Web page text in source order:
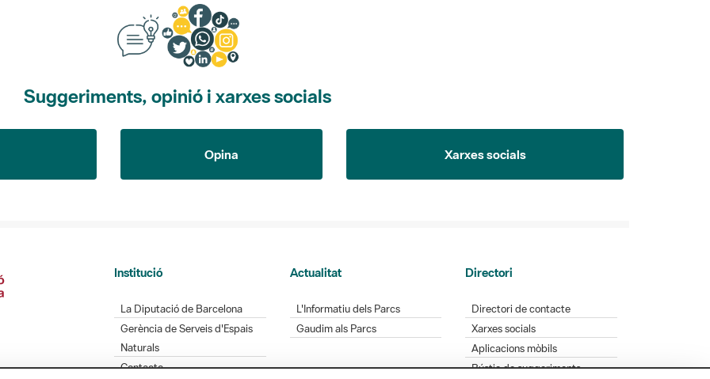
Suggeriments, opinió i xarxes socials
Opina Xarxes socials
Institució
La Diputació de Barcelona
Gerència de Serveis d'Espais
Naturals
Contacte
Actualitat
L'Informatiu dels Parcs
Gaudim als Parcs
Directori
Directori de contacte
Xarxes socials
Aplicacions mòbils
Bústia de suggeriments